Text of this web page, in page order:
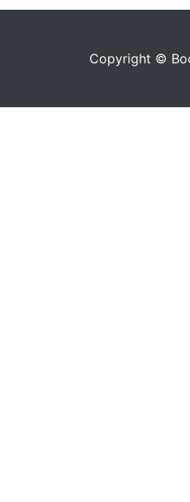
Copyright ©